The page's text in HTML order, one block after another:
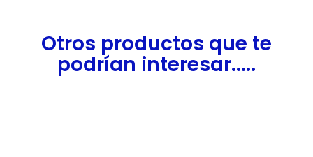
Otros productos que te
podrían interesar.....